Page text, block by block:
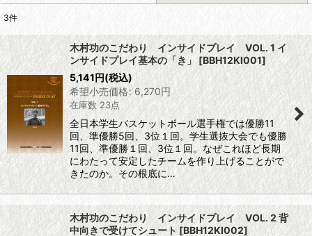
並び順:
絞り込む
3件
木村功のこだわり インサイドプレイ VOL. 1 イ
ンサイドプレイ基本の「き」 [BBH12KI001]
5,141円(税込)
希望小売価格: 6,270円
在庫数 23点
全日本学生バスケットボール選手権では優勝11
回、準優勝5回、3位１回。学生選抜大会でも優勝
11回、準優勝１回、3位１回。なぜこれほど長期
にわたって安定したチームを作り上げることがで
きたのか。その根底に…
木村功のこだわり インサイドプレイ VOL. 2 背
中向きで受けてシュート[BBH12KI002]